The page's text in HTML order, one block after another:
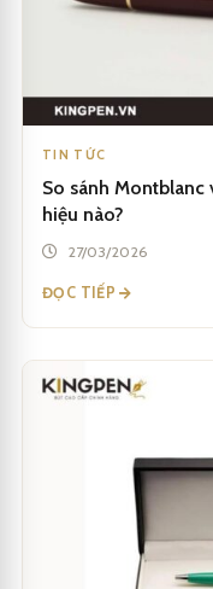
TIN TỨC
So sánh Montblanc
hiệu nào?
27/03/2026
ĐỌC TIẾP